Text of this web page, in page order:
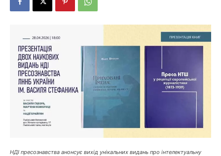
НДІ пресознавства анонсує вихід унікальних видань про інтелектуальну